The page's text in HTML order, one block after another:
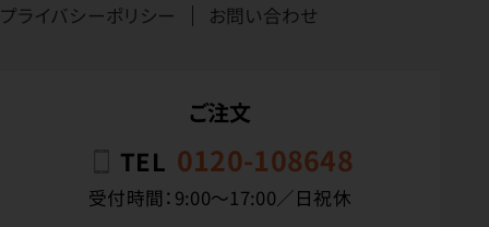
プライバシーポリシー
お問い合わせ
ご注文
TEL 0120-108648
受付時間：9:00〜17:00／日祝休